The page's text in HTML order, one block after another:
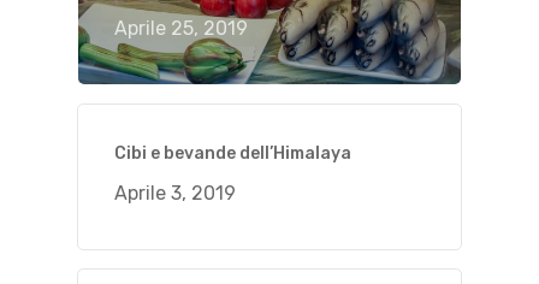
Aprile 25, 2019
Cibi e bevande dell’Himalaya
Aprile 3, 2019